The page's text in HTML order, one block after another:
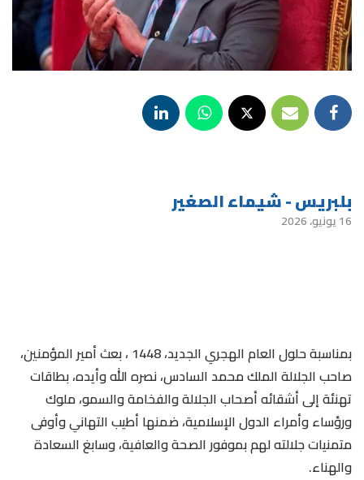
بلبريس - شيماء الصغير
16 يونيو، 2026
بمناسبة حلول العام الهجري الجديد، 1448 ، بعث أمير المؤمنين،
صاحب الجلالة الملك محمد السادس، نصره الله وأيده، بطاقات
تهنئة إلى أشقائه أصحاب الجلالة والفخامة والسمو، ملوك
ورؤساء وأمراء الدول الإسلامية، ضمنها أطيب التهاني وأوفى
متمنيات جلالته لهم بموفور الصحة والعافية، وسابغ السعادة
والهناء.